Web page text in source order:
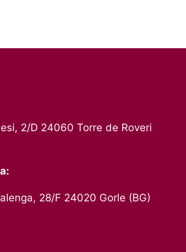
2/D 24060 Torre de Roveri
28/F 24020 Gorle (BG)